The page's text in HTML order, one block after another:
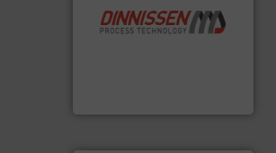
stortgoedtechnologie.
Trusted by the best”.Meer
info ➜